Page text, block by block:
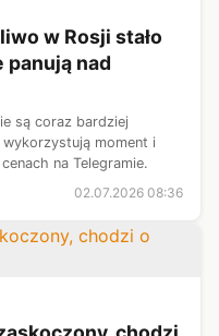
w Rosji stało
panują nad
są coraz bardziej
moment i
na Telegramie.
02.07.2026 08:36